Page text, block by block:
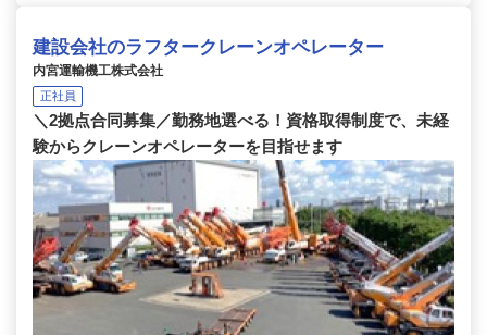
建設会社のラフタークレーンオペレーター
内宮運輸機工株式会社
正社員
＼2拠点合同募集／勤務地選べる！資格取得制度で、未経
験からクレーンオペレーターを目指せます